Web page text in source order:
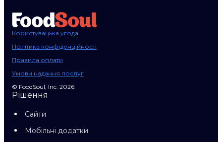
Користувацька угода
Політика конфіденційності
Правила оплати
Умови надання послуг
© FoodSoul, Inc. 2026.
Рішення
Сайти
Мобільні додатки